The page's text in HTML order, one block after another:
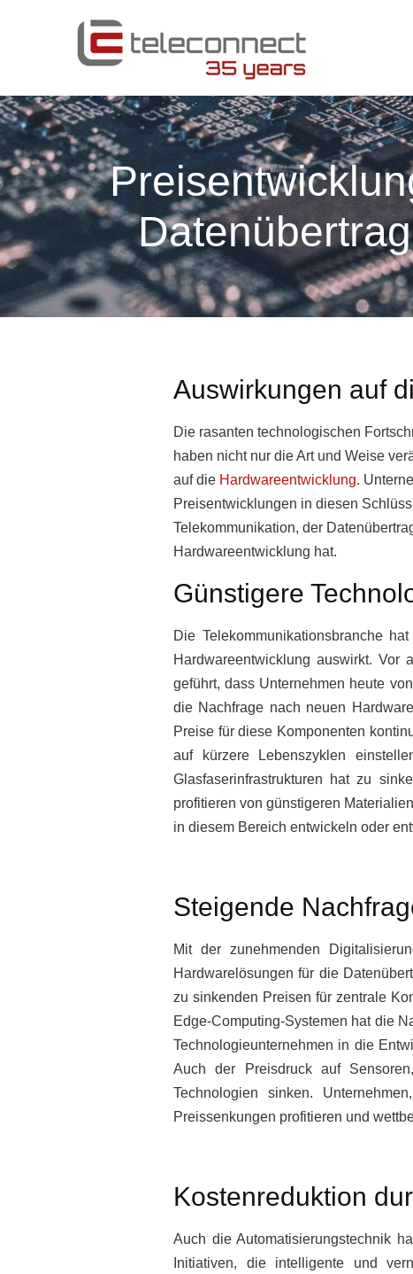
Auswirkungen auf
Die rasanten technologischen
haben nicht nur die Art und Weise
auf die Hardwareentwicklung.
Preisentwicklungen in diesen
Telekommunikation, der
Hardwareentwicklung hat.
Günstigere
Die Telekommunikationsbranche
Hardwareentwicklung auswirkt. Vor
geführt, dass Unternehmen heute
die Nachfrage nach neuen
Preise für diese Komponenten
auf kürzere Lebenszyklen
Glasfaserinfrastrukturen hat zu
profitieren von günstigeren
in diesem Bereich entwickeln oder
Steigende
Mit der zunehmenden
Hardwarelösungen für die
zu sinkenden Preisen für zentrale
Edge-Computing-Systemen hat die
Technologieunternehmen in die
Auch der Preisdruck auf
Technologien sinken.
Preissenkungen profitieren und
Kostenreduktion
Auch die Automatisierungstechnik
Initiativen, die intelligente und